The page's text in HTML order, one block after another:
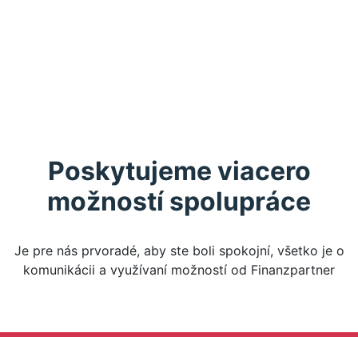
Poskytujeme viacero
možností spolupráce
Je pre nás prvoradé, aby ste boli spokojní, všetko je o
komunikácii a využívaní možností od Finanzpartner